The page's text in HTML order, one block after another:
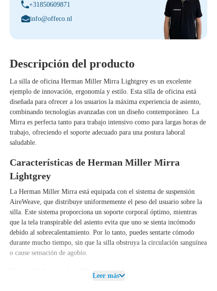
+31850609871
info@offeco.nl
Descripción del producto
La silla de oficina Herman Miller Mirra Lightgrey es un excelente
ejemplo de innovación, ergonomía y estilo. Esta silla de oficina está
diseñada para ofrecer a los usuarios la máxima experiencia de asiento,
combinando tecnologías avanzadas con un diseño contemporáneo. La
Mirra es perfecta tanto para trabajo intensivo como para largas horas de
trabajo, ofreciendo el soporte adecuado para una postura laboral
saludable.
Características de Herman Miller Mirra
Lightgrey
La Herman Miller Mirra está equipada con el sistema de suspensión
AireWeave, que distribuye uniformemente el peso del usuario sobre la
silla. Este sistema proporciona un soporte corporal óptimo, mientras
que la tela transpirable del asiento evita que uno se sienta incómodo
debido al sobrecalentamiento. Por lo tanto, puedes sentarte cómodo
durante mucho tiempo, sin que la silla obstruya la circulación sanguínea
o cause sensación de agobio.
Leer más